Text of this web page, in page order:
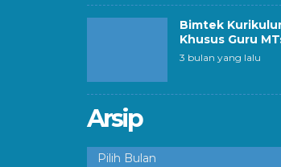
Bimtek
Khusus Guru
3 bulan yang lalu
Arsip
Arsip